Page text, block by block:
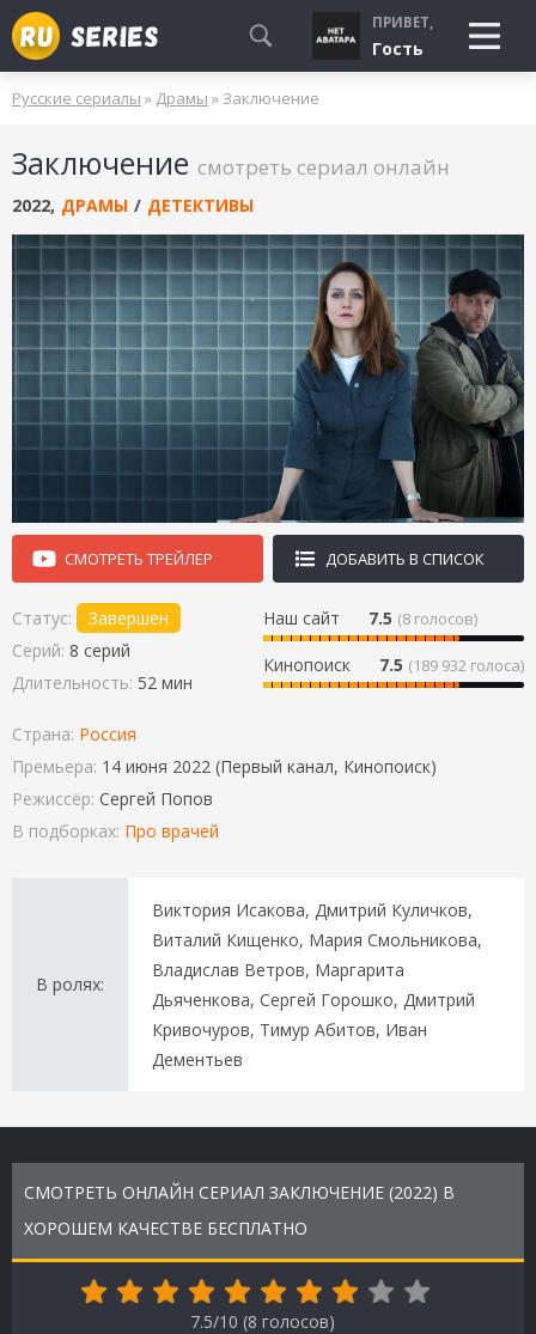
СМОТРЮ
БУДУ СМОТРЕТЬ
УЖЕ СМОТРЕЛ
ПРИВЕТ,
Гость
Русские сериалы » Драмы » Заключение
Заключение смотреть сериал онлайн
2022, ДРАМЫ / ДЕТЕКТИВЫ
СМОТРЕТЬ ТРЕЙЛЕР ДОБАВИТЬ В СПИСОК
Наш сайт 7.5 (8 голосов)
Кинопоиск 7.5 (189 932 голоса)
Статус:
Завершен
Серий: 8 серий
Длительность: 52 мин
Страна: Россия
Премьера: 14 июня 2022 (Первый канал, Кинопоиск)
Режиссёр: Сергей Попов
В подборках: Про врачей
В ролях:
Виктория Исакова, Дмитрий Куличков,
Виталий Кищенко, Мария Смольникова,
Владислав Ветров, Маргарита
Дьяченкова, Сергей Горошко, Дмитрий
Кривочуров, Тимур Абитов, Иван
Дементьев
СМОТРЕТЬ ОНЛАЙН СЕРИАЛ ЗАКЛЮЧЕНИЕ (2022) В
ХОРОШЕМ КАЧЕСТВЕ БЕСПЛАТНО
7.5/10 (8 голосов)